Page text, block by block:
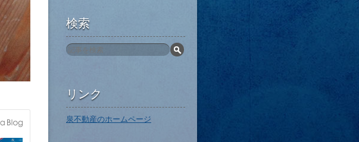
検索
リンク
泉不動産のホームページ